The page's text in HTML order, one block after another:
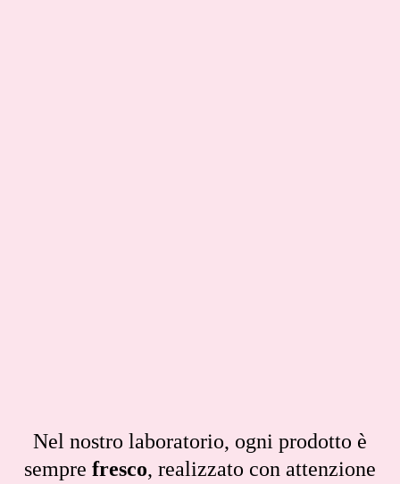
Nel nostro laboratorio, ogni prodotto è
sempre fresco, realizzato con attenzione